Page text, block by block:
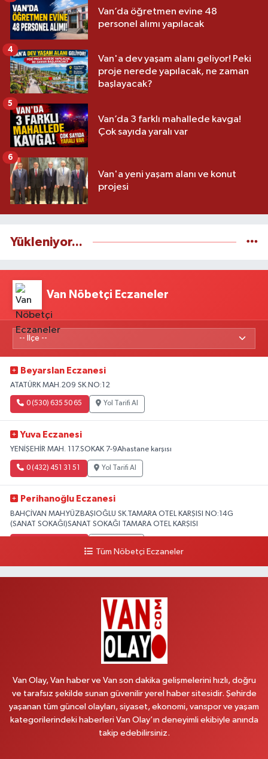
Van’da öğretmen evine 48
personel alımı yapılacak
Van'a dev yaşam alanı geliyor! Peki
proje nerede yapılacak, ne zaman
başlayacak?
4
Van’da 3 farklı mahallede kavga!
Çok sayıda yaralı var
5
Van'a yeni yaşam alanı ve konut
projesi
6
Yükleniyor...
Van Nöbetçi Eczaneler
Beyarslan Eczanesi
ATATÜRK MAH.209 SK.NO:12
0 (530) 635 50 65 Yol Tarifi Al
Yuva Eczanesi
YENİŞEHİR MAH. 117.SOKAK 7-9Ahastane karşısı
0 (432) 451 31 51 Yol Tarifi Al
Perihanoğlu Eczanesi
BAHÇİVAN MAH.YÜZBAŞIOĞLU SK.TAMARA OTEL KARŞISI NO:14G
(SANAT SOKAĞI)SANAT SOKAĞI TAMARA OTEL KARŞISI
Yol Tarifi Al
BEYAZIT MAH.ZEYLAN CADDESİ OKYANUS GİYİM YANI NO:1
Afşar Eczanesi
Kazım Karabekir cad.Eski Araştırma Hastanesi karşısı (kent park karşısı )
Kaval iş merkezi No: 156 B
Tüm Nöbetçi Eczaneler
Van Olay, Van haber ve Van son dakika gelişmelerini hızlı, doğru
ve tarafsız şekilde sunan güvenilir yerel haber sitesidir. Şehirde
yaşanan tüm güncel olayları, siyaset, ekonomi, vanspor ve yaşam
kategorilerindeki haberleri Van Olay’ın deneyimli ekibiyle anında
takip edebilirsiniz.